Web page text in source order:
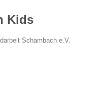
Kids
Schambach e.V.